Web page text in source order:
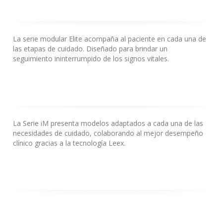
La serie modular Elite acompaña al paciente en cada una de
las etapas de cuidado. Diseñado para brindar un
seguimiento ininterrumpido de los signos vitales.
La Serie iM presenta modelos adaptados a cada una de las
necesidades de cuidado, colaborando al mejor desempeño
clínico gracias a la tecnología Leex.